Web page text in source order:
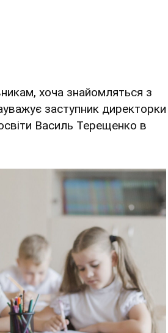
хоча знайомляться з
заступник директорки
Василь Терещенко в